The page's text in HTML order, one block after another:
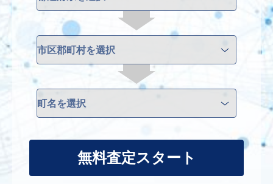
無料査定スタート